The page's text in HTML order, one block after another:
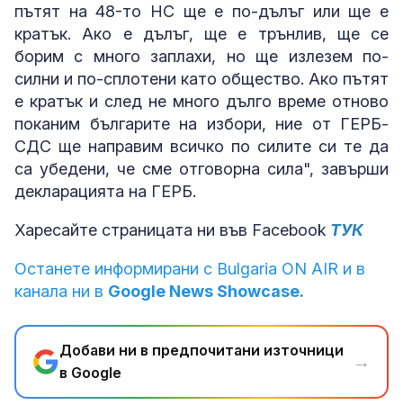
пътят на 48-то НС ще е по-дълъг или ще е
кратък. Ако е дълъг, ще е трънлив, ще се
борим с много заплахи, но ще излезем по-
силни и по-сплотени като общество. Ако пътят
е кратък и след не много дълго време отново
поканим българите на избори, ние от ГЕРБ-
СДС ще направим всичко по силите си те да
са убедени, че сме отговорна сила", завърши
декларацията на ГЕРБ.
Харесайте страницата ни във Facebook ТУК
Останете информирани с Bulgaria ON AIR и в
канала ни в Google News Showcase.
Добави ни в предпочитани източници
в Google
→